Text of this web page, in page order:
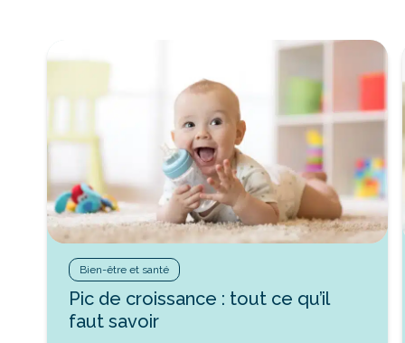
Bien-être et santé
Pic de croissance : tout ce qu’il
faut savoir